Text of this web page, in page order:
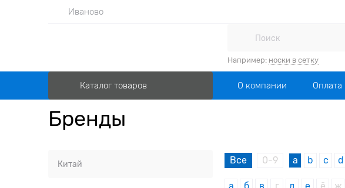
Иваново
Например: носки в сетку
Каталог товаров О компании Оплата
Бренды
Все 0-9 a b c d